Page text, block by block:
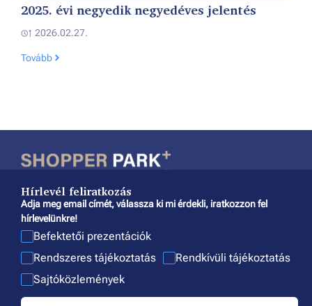
2025. évi negyedik negyedéves jelentés
2026.02.27.
Tovább
Hírlevél feliratkozás
Adja meg email címét, válassza ki mi érdekli, iratkozzon fel
hírlevelünkre!
Befektetői prezentációk
Rendszeres tájékoztatás
Rendkívüli tájékoztatás
Sajtóközlemények